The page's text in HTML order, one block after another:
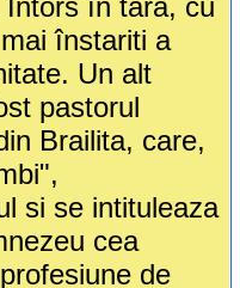
în tara, cu
înstariti a
Un alt
pastorul
Brailita, care,
si se intituleaza
cea
de